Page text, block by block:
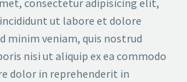
consectetur adipisicing elit,
ut labore et dolore
minim veniam, quis nostrud
nisi ut aliquip ex ea commodo
dolor in reprehenderit in